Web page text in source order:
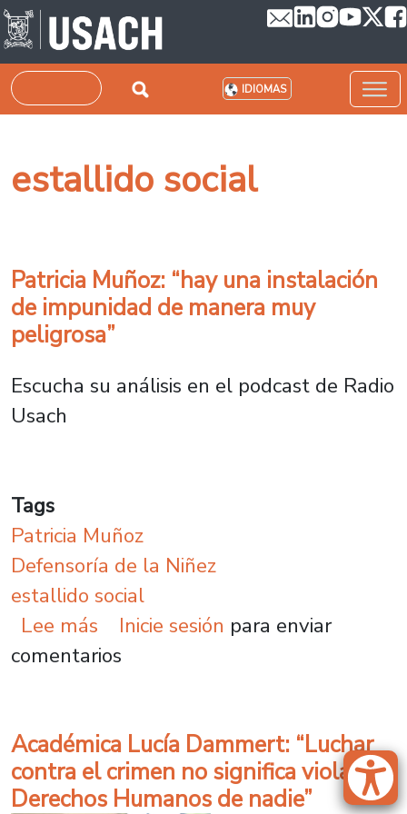
Pasar al contenido principal
Buscar IDIOMAS
estallido social
Patricia Muñoz: “hay una instalación
de impunidad de manera muy
peligrosa”
Escucha su análisis en el podcast de Radio
Usach
Tags
Patricia Muñoz
Defensoría de la Niñez
estallido social
Lee más sobre Patricia Muñoz: “hay una
Inicie sesión para enviar
comentarios
Académica Lucía Dammert: “Luchar
contra el crimen no significa violar los
Derechos Humanos de nadie”